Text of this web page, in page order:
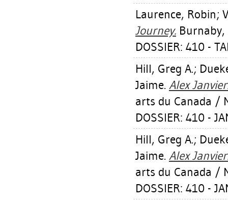
Laurence, Robin;
Journey. Burnaby,
DOSSIER: 410 -
Hill, Greg A.;
Jaime. Alex
arts du Canada /
DOSSIER: 410 -
Hill, Greg A.;
Jaime. Alex
arts du Canada /
DOSSIER: 410 -